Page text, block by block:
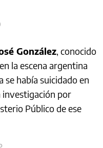
González, conocido
la escena argentina
se había suicidado en
investigación por
Público de ese